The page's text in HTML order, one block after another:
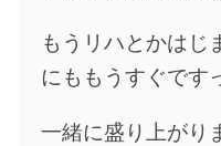
もうリハとかはじ
にももうすぐです
一緒に盛り上がり